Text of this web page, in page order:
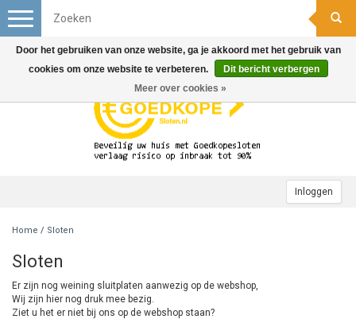
Inloggen
Toggle
navigation
Home / Sloten
Sloten
Er zijn nog weining sluitplaten aanwezig op de webshop,
Wij zijn hier nog druk mee bezig.
Ziet u het er niet bij ons op de webshop staan?
Door het gebruiken van onze website, ga je akkoord met het gebruik van
cookies om onze website te verbeteren.
Dit bericht verbergen
Meer over cookies »